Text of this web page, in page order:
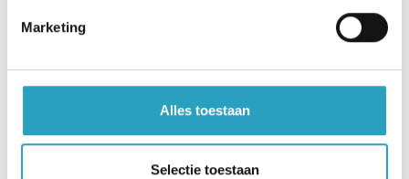
Marketing
Alles toestaan
Selectie toestaan
Landscape,aannemer Nijhuis en AxionContinu
voor ouderen.”
Start bouw